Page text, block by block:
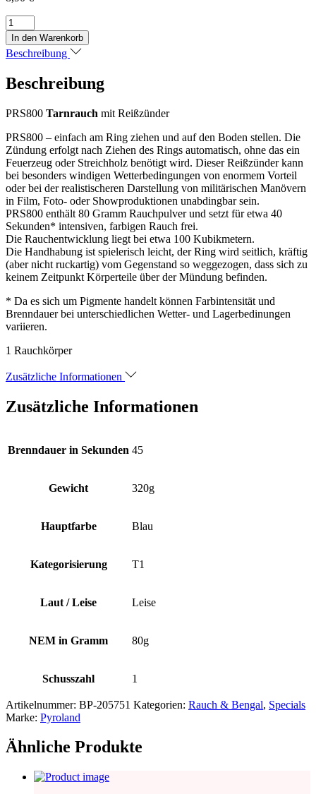
PRS800
Tarnrauch
mit
Reißzünder
Blau
Pyroland
In den Warenkorb
Beschreibung
Beschreibung
PRS800 Tarnrauch mit Reißzünder
PRS800 – einfach am Ring ziehen und auf den Boden stellen. Die
Zündung erfolgt nach Ziehen des Rings automatisch, ohne das ein
Feuerzeug oder Streichholz benötigt wird. Dieser Reißzünder kann
bei besonders windigen Wetterbedingungen von enormem Vorteil
oder bei der realistischeren Darstellung von militärischen Manövern
in Film, Foto- oder Showproduktionen unabdingbar sein.
PRS800 enthält 80 Gramm Rauchpulver und setzt für etwa 40
Sekunden* intensiven, farbigen Rauch frei.
Die Rauchentwicklung liegt bei etwa 100 Kubikmetern.
Die Handhabung ist spielerisch leicht, der Ring wird seitlich, kräftig
(aber nicht ruckartig) vom Gegenstand so weggezogen, dass sich zu
keinem Zeitpunkt Körperteile über der Mündung befinden.
* Da es sich um Pigmente handelt können Farbintensität und
Brenndauer bei unterschiedlichen Wetter- und Lagerbedinungen
variieren.
1 Rauchkörper
Zusätzliche Informationen
Zusätzliche Informationen
Brenndauer in Sekunden 45
Gewicht 320g
Hauptfarbe Blau
Kategorisierung T1
Laut / Leise Leise
NEM in Gramm 80g
Schusszahl 1
Artikelnummer: BP-205751 Kategorien: Rauch & Bengal, Specials
Marke: Pyroland
Ähnliche Produkte